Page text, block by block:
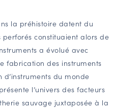
la préhistoire datent du
perforés constituaient alors de
a évolué avec
fabrication des instruments
du monde
l’univers des facteurs
sauvage juxtaposée à la